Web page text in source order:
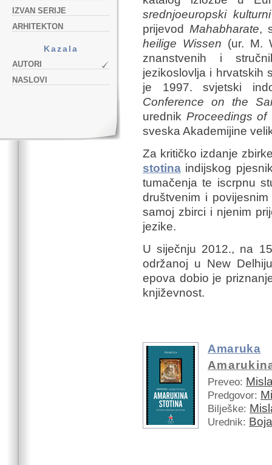
IZVAN SERIJE
ARHITEKTON
Kazala
AUTORI
NASLOVI
srednjoeuropski
prijevod Mahabharate,
heilige Wissen (ur. M.
znanstvenih i
jezikoslovlja i hrvatskih
je 1997. svjetski
Conference on the
urednik Proceedings of
sveska Akademijine
Za kritičko izdanje
stotina indijskog
tumačenja te iscrpnu
društvenim i
samoj zbirci i njenim
jezike.
U siječnju 2012., na
održanoj u New
epova dobio je
književnost.
Amaruka
Preveo:
Predgovor:
Bilješke:
Urednik: